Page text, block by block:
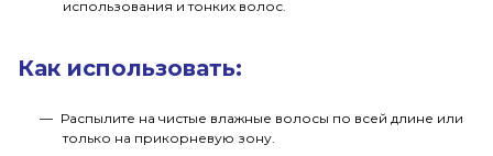
использования и тонких волос.
Как использовать:
Распылите на чистые влажные волосы по всей длине или
только на прикорневую зону.